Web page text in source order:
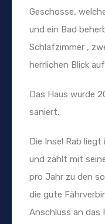
Geschosse,
und ein Bad
Schlafzimmer ,
herrlichen Blick
Das Haus wurde
saniert.
Die Insel Rab
und zählt mit
pro Jahr zu den
die gute
Anschluss an das